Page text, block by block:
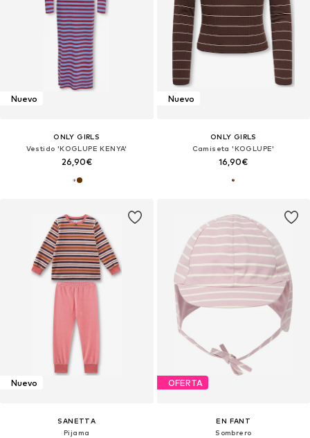
Nuevo
ONLY GIRLS
Vestido 'KOGLUPE KENYA'
26,90€
Nuevo
ONLY GIRLS
Camiseta 'KOGLUPE'
16,90€
Nuevo
SANETTA
Pijama
OFERTA
EN FANT
Sombrero